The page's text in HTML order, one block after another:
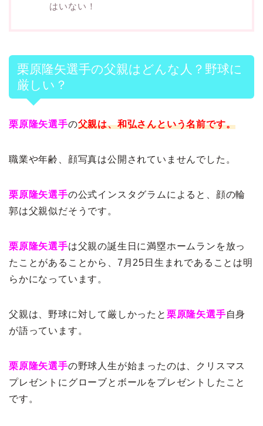
はいない！
栗原隆矢選手の父親はどんな人？野球に
厳しい？
栗原隆矢選手の父親は、和弘さんという名前です。
職業や年齢、顔写真は公開されていませんでした。
栗原隆矢選手の公式インスタグラムによると、顔の輪
郭は父親似だそうです。
栗原隆矢選手は父親の誕生日に満塁ホームランを放っ
たことがあることから、7月25日生まれであることは明
らかになっています。
父親は、野球に対して厳しかったと 栗原隆矢選手自身
が語っています。
栗原隆矢選手の野球人生が始まったのは、クリスマス
プレゼントにグローブとボールをプレゼントしたこと
です。